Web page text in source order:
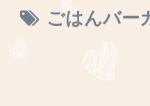
ごはんバー